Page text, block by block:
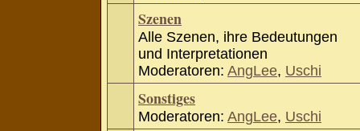
Szenen
Alle Szenen, ihre Bedeutungen
und Interpretationen
Moderatoren: AngLee, Uschi
Sonstiges
Moderatoren: AngLee, Uschi